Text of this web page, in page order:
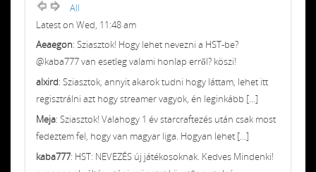
All
Latest on Wed, 11:48 am
Aeaegon: Sziasztok! Hogy lehet nevezni a HST-be?
@kaba777 van esetleg valami honlap erről? köszi!
alxird: Sziasztok, annyit akarok tudni hogy láttam, lehet itt
regisztrálni azt hogy streamer vagyok, én leginkább [...]
Meja: Sziasztok! Valahogy 1 év starcraftezés után csak most
fedeztem fel, hogy van magyar liga. Hogyan lehet [...]
kaba777: HST: NEVEZÉS új játékosoknak. Kedves Mindenki!